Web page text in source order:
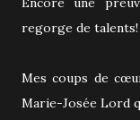
regorge de talents!
Mes coups de
Marie-Josée Lord